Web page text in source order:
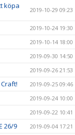
köpa
2019-10-29 09:23
2019-10-24 19:30
2019-10-14 18:00
2019-09-30 14:50
2019-09-26 21:53
2019-09-25 09:46
2019-09-24 10:00
2019-09-22 10:41
26/9 2019-09-04 17:21